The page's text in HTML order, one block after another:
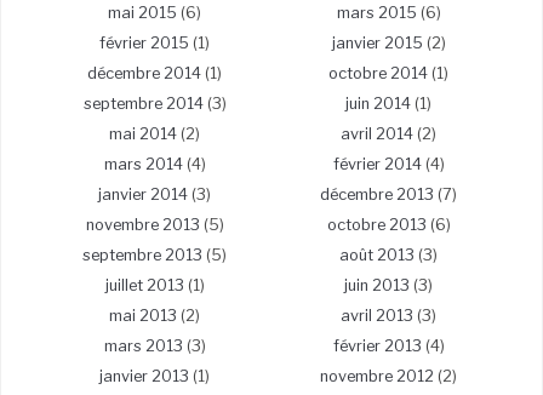
mai 2015 (6) mars 2015 (6)
février 2015 (1) janvier 2015 (2)
décembre 2014 (1) octobre 2014 (1)
septembre 2014(3) juin 2014 (1)
mai 2014 (2) avril 2014 (2)
mars 2014(4) février 2014(4)
janvier 2014 (3) décembre 2013 (7)
novembre 2013 (5) octobre 2013 (6)
septembre 2013 (5) août 2013 (3)
juillet 2013 (1) juin 2013 (3)
mai 2013 (2) avril 2013 (3)
mars 2013 (3) février 2013 (4)
janvier 2013 (1) novembre 2012 (2)